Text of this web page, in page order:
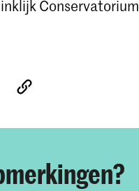
Conservatorium